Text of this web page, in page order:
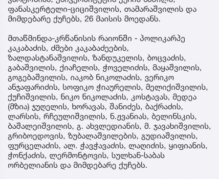
ფანასკერტელი-ციციშვილის, თამარაშვილის და
მიმდებარე ქუჩებს, 26 მაისის მოედანს.
მთაწმინდა-კრწანისის რაიონში - პოლიკარპე
კაკაბაძის, ძმები კაკაბაძეების,
ზალდასტანაშვილის, ზანდუკელის, ბოცვაძის,
გაბაშვილის, ქიაჩელის, ჭოველიძის, მაყაშვილის,
გოგებაშვილის, იაკობ ნიკოლაძის, ვერიკო
ანჯაფარიძის, სოფიკო ჭიაურელის, მელიქიშვილის,
ქუჩიშვილის, ნიკო ნიკოლაძის, კოსტავას, მედეა
(მზია) ჯუღელის, ხორავას, შანიძეს, ბაქრაძის,
ლარსის, რჩეულიშვილის, ნ.ჟვანიას, ბელინსკის,
ბაშალეიშვილის, გ. ახვლედიანის, მ. ჯავახიშვილის,
გრიბოედოვის, ზუბალაშვილების, გუდიაშვილის,
ფურცელაძის, ალ. ჭავჭავაძის, ლაღიძის, ყიფიანის,
ჭონქაძის, ლერმონტოვის, სულხან-საბას
ორბელიანის და მიმდებარე ქუჩებს.